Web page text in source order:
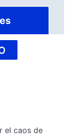
el caos de